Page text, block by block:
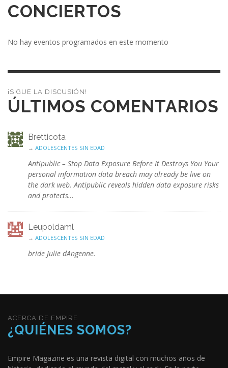
CONCIERTOS
No hay eventos programados en este momento
¡SIGUE LA DISCUSIÓN!
ÚLTIMOS COMENTARIOS
Bretticota
→ ADOLESCENTES SIN EDAD
Antipublic – Stop Data Exposure Before It Destroys You Your
personal information data breach may already be live on
the dark web. Antipublic reveals hidden data exposure risks
and protects…
Leupoldaml
→ ADOLESCENTES SIN EDAD
bride Julie dAngenne.
ACERCA DE EMPIRE
¿QUIÉNES SOMOS?
Empire Magazine es una revista digital con muchos años de